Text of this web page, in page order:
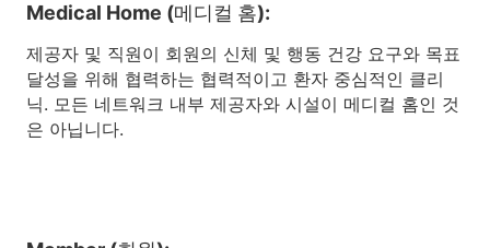
Medical Home (메디컬 홈):
제공자 및 직원이 회원의 신체 및 행동 건강 요구와 목표
달성을 위해 협력하는 협력적이고 환자 중심적인 클리
닉. 모든 네트워크 내부 제공자와 시설이 메디컬 홈인 것
은 아닙니다.